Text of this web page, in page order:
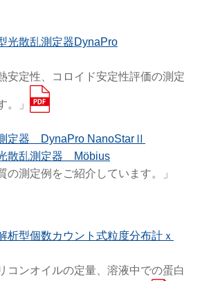
光散乱測定器DynaPro
定性、コロイド安定性評価の測定
。」
定器 DynaPro NanoStarⅡ
散乱測定器 Möbius
測定例をご紹介しています。」
析型個数カウント式粒度分布計ｘ
ンオイルの定量、溶液中での蛋白